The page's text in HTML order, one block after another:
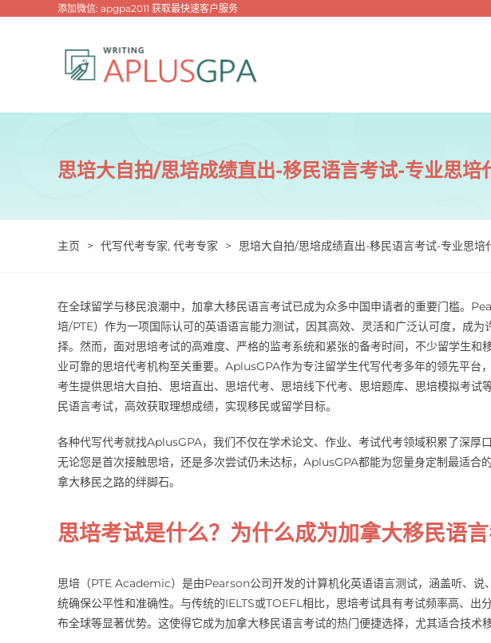
添加微信: apgpa2011 获取最快速客户服务
思培大自拍/思培成绩直出-移民语言考试-专业思培
主页 > 代写代考专家, 代考专家 > 思培大自拍/思培成绩直出-移民语言考试-专业思培
在全球留学与移民浪潮中，加拿大移民语言考试已成为众多中国申请者的重要门槛。
培/PTE）作为一项国际认可的英语语言能力测试，因其高效、灵活和广泛认可度，成
择。然而，面对思培考试的高难度、严格的监考系统和紧张的备考时间，不少留学生和
业可靠的思培代考机构至关重要。AplusGPA作为专注留学生代写代考多年的领先平台
考生提供思培大自拍、思培直出、思培代考、思培线下代考、思培题库、思培模拟考试
民语言考试，高效获取理想成绩，实现移民或留学目标。
各种代写代考就找AplusGPA，我们不仅在学术论文、作业、考试代考领域积累了深厚
无论您是首次接触思培，还是多次尝试仍未达标，AplusGPA都能为您量身定制最适合
拿大移民之路的绊脚石。
思培考试是什么？为什么成为加拿大移民语言
思培（PTE Academic）是由Pearson公司开发的计算机化英语语言测试，涵盖听、说
统确保公平性和准确性。与传统的IELTS或TOEFL相比，思培考试具有考试频率高、出
布全球等显著优势。这使得它成为加拿大移民语言考试的热门便捷选择，尤其适合技术